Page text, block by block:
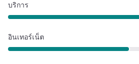
บริการ
อินเทอร์เน็ต